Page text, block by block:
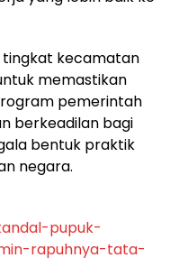
tingkat kecamatan
memastikan
pemerintah
berkeadilan bagi
bentuk praktik
negara.
pupuk-
rapuhnya-tata-